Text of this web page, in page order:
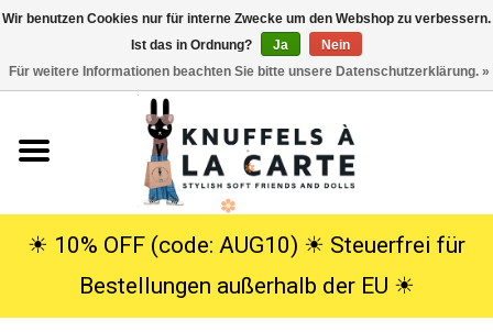
Kuscheltiere
☀︎ 10% OFF (code: AUG10) ☀︎ Steuerfrei für
Bestellungen außerhalb der EU ☀︎
Wir benutzen Cookies nur für interne Zwecke um den Webshop zu verbessern.
Ist das in Ordnung?
Ja
Nein
Für weitere Informationen beachten Sie bitte unsere Datenschutzerklärung. »